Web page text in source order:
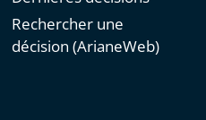
Rechercher une
décision (ArianeWeb)